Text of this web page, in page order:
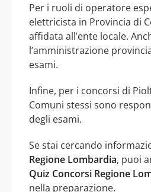
Per i ruoli di operatore
elettricista in Provincia di
affidata all’ente locale.
l’amministrazione
esami.
Infine, per i concorsi di
Comuni stessi sono
degli esami.
Se stai cercando
Regione Lombardia, puoi
Quiz Concorsi Regione
nella preparazione.